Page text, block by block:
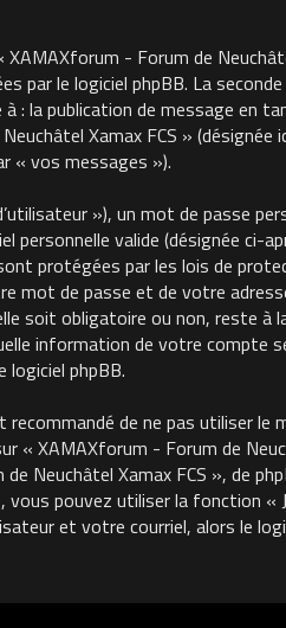
- Forum de
par le logiciel phpBB. La
: la publication de message en
Xamax FCS »
« vos messages »).
»), un mot de passe
valide (désignée ci-
protégées par les lois de
mot de passe et de votre
soit obligatoire ou non, reste à
information de votre compte
logiciel phpBB.
de ne pas utiliser le
XAMAXforum - Forum de
Neuchâtel Xamax FCS », de
pouvez utiliser la fonction «
et votre courriel, alors le